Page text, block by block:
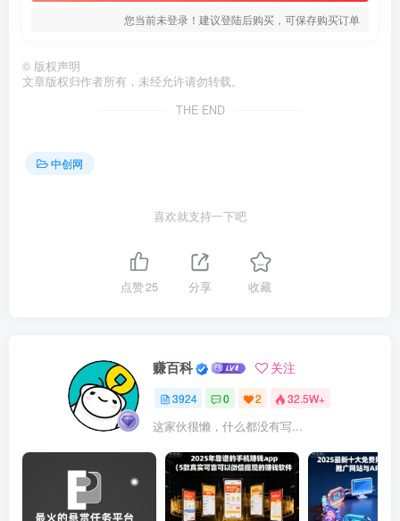
您当前未登录！建议登陆后购买，可保存购买订单
© 版权声明
文章版权归作者所有，未经允许请勿转载。
THE END
中创网
喜欢就支持一下吧
点赞25 分享 收藏
赚百科 关注
3924 0 2 32.5W+
这家伙很懒，什么都没有写...